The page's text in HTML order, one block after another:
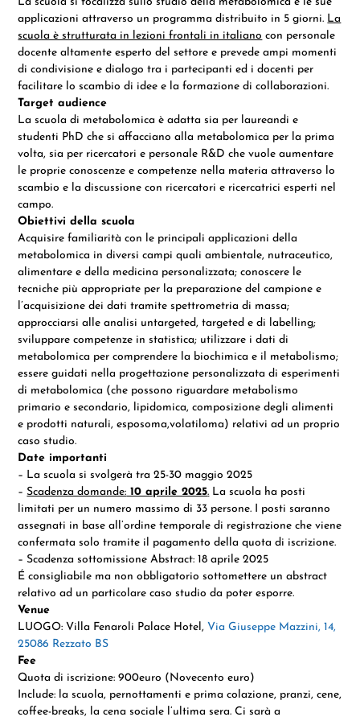
applicazioni attraverso un programma distribuito in 5 giorni. La
scuola è strutturata in lezioni frontali in italiano con personale
docente altamente esperto del settore e prevede ampi momenti
di condivisione e dialogotra i partecipanti ed i docenti per
facilitare lo scambio di idee e la formazione di collaborazioni.
Target audience
La scuola di metabolomica è adatta sia per laureandi e
studenti PhD che si affacciano alla metabolomica per la prima
volta, sia per ricercatori e personale R&D che vuole aumentare
le proprie conoscenze e competenze nella materia attraverso lo
scambio e la discussione con ricercatori e ricercatrici esperti nel
campo.
Obiettivi della scuola
Acquisire familiarità con le principali applicazioni della
metabolomica in diversi campi quali ambientale, nutraceutico,
alimentare e della medicina personalizzata; conoscere le
tecniche più appropriate per la preparazione del campione e
l’acquisizione dei dati tramite spettrometria di massa;
approcciarsi alle analisi untargeted, targeted e di labelling;
sviluppare competenze in statistica; utilizzare i dati di
metabolomica per comprendere la biochimica e il metabolismo;
essere guidati nella progettazione personalizzata di esperimenti
di metabolomica (che possono riguardare metabolismo
primario e secondario, lipidomica, composizione degli alimenti
e prodotti naturali, esposoma,volatiloma) relativi ad un proprio
caso studio.
Date importanti
– La scuola si svolgerà tra 25-30 maggio 2025
– Scadenza domande: 10 aprile 2025. La scuola ha posti
limitati per un numero massimo di 33 persone. I posti saranno
assegnati in base all’ordine temporale di registrazione che viene
confermata solo tramite il pagamento della quota di iscrizione.
– Scadenza sottomissione Abstract: 18 aprile 2025
É consigliabile ma non obbligatorio sottomettere un abstract
relativo ad un particolare caso studio da poter esporre.
Venue
LUOGO: Villa Fenaroli Palace Hotel,Via Giuseppe Mazzini, 14,
25086 Rezzato BS
Fee
Quota di iscrizione: 900euro (Novecento euro)
Include: la scuola, pernottamenti e prima colazione, pranzi, cene,
coffee-breaks, la cena sociale l’ultima sera.Ci sarà a